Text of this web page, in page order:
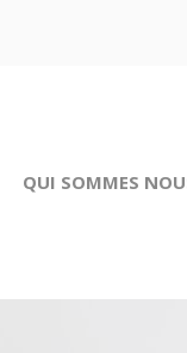
QUI SOMMES